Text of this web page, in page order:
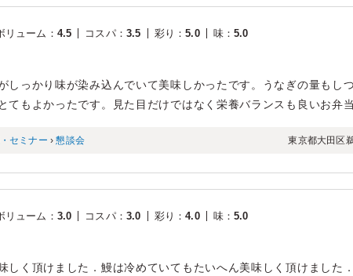
リューム ： 4.5 コスパ： 3.5 彩り ：5.0 味：5.0
しっかり味が染み込んでいて美味しかったです。うなぎの量もし
てもよかったです。見た目だけではなく栄養バランスも良いお弁当
セミナー ›懇談会 東京都大田区
リューム ： 3.0 コスパ： 3.0 彩り ：4.0 味：5.0
しく頂けました．鰻は冷めていてもたいへん美味しく頂けました